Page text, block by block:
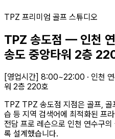
TPZ 프리미엄 골프 스튜디오
TPZ 송도점 — 인천
송도 중앙타워 2층
[영업시간] 8:00~22:00 · 인천
워 2층 220호
TPZ TPZ 송도점 지점은 골프, 골
습 등 지역 검색어에 최적화된 프
전담 프로 레슨으로 인천 연수구의
록 설계했습니다.